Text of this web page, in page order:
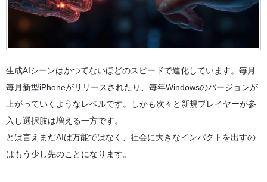
生成AIシーンはかつてないほどのスピードで進化しています。毎月
毎月新型iPhoneがリリースされたり、毎年Windowsのバージョンが
上がっていくようなレベルです。しかも次々と新規プレイヤーが参
入し選択肢は増える一方です。
とは言えまだAIは万能ではなく、社会に大きなインパクトを出すの
はもう少し先のことになります。